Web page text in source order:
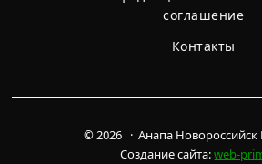
соглашение
Контакты
© 2026 · Анапа Новороссийск
Создание сайта:web-